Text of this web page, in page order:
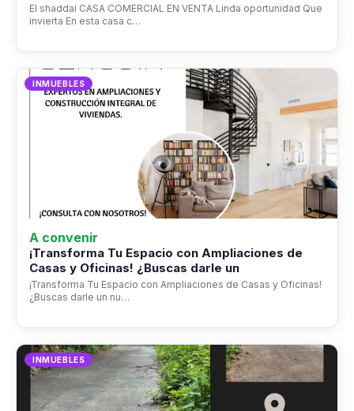
El shaddai CASA COMERCIAL EN VENTA Linda oportunidad Que
invierta En esta casa c…
INMUEBLES
A convenir
¡Transforma Tu Espacio con Ampliaciones de
Casas y Oficinas! ¿Buscas darle un
¡Transforma Tu Espacio con Ampliaciones de Casas y Oficinas!
¿Buscas darle un nu…
INMUEBLES